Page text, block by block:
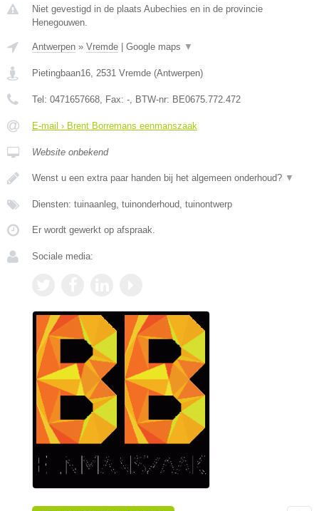
Niet gevestigd in de plaats Aubechies en in de provincie
Henegouwen.
Antwerpen » Vremde Google maps ▼
Pietingbaan16 2531 Vremde (Antwerpen)
Tel: 0471657668 , Fax: - , BTW-nr: BE0675.772.472
E-mail › Brent Borremans eenmanszaak
Website onbekend
Wenst u een extra paar handen bij het algemeen onderhoud? ▼
Diensten: tuinaanleg, tuinonderhoud, tuinontwerp
Er wordt gewerkt op afspraak.
Sociale media: